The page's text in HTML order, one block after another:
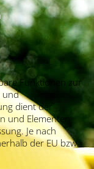
Funktionen zur
und
dient der
und Elementen
Je nach
der EU bzw.